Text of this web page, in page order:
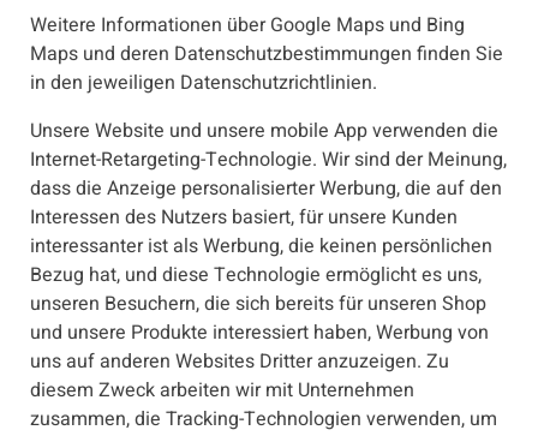
Weitere Informationen über Google Maps und Bing
Maps und deren Datenschutzbestimmungen finden Sie
in den jeweiligen Datenschutzrichtlinien.
Unsere Website und unsere mobile App verwenden die
Internet-Retargeting-Technologie. Wir sind der Meinung,
dass die Anzeige personalisierter Werbung, die auf den
Interessen des Nutzers basiert, für unsere Kunden
interessanter ist als Werbung, die keinen persönlichen
Bezug hat, und diese Technologie ermöglicht es uns,
unseren Besuchern, die sich bereits für unseren Shop
und unsere Produkte interessiert haben, Werbung von
uns auf anderen Websites Dritter anzuzeigen. Zu
diesem Zweck arbeiten wir mit Unternehmen
zusammen, die Tracking-Technologien verwenden, um